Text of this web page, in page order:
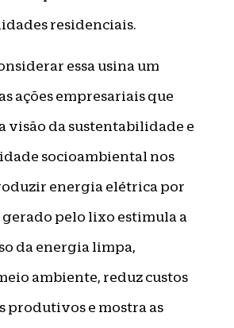
residenciais.
essa usina um
ações empresariais que
visão da sustentabilidade e
socioambiental nos
energia elétrica por
gerado pelo lixo estimula a
da energia limpa,
ambiente, reduz custos
produtivos e mostra as